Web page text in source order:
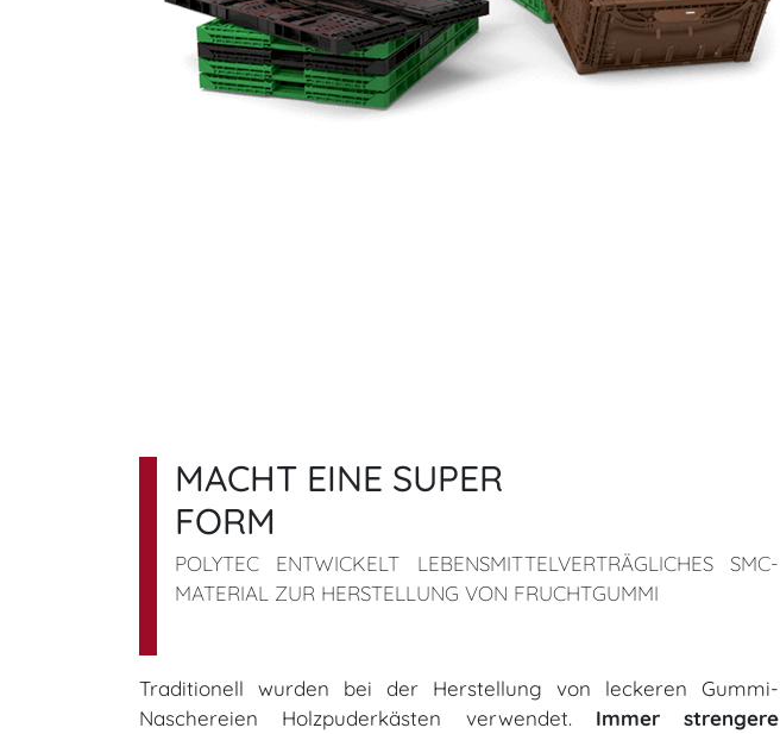
MACHT EINE SUPER
FORM
POLYTEC ENTWICKELT LEBENSMITTELVERTRÄGLICHES SMC-
MATERIAL ZUR HERSTELLUNG VON FRUCHTGUMMI
Traditionell wurden bei der Herstellung von leckeren Gummi-
Naschereien Holzpuderkästen verwendet. Immer strengere